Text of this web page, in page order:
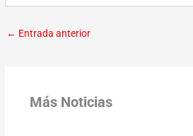
← Entrada anterior
Más Noticias